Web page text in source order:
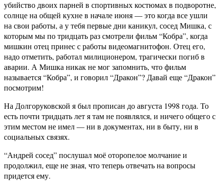
убийство двоих парней в спортивных костюмах в подворотне,
солнце на общей кухне в начале июня — это когда все ушли
на свои работы, а у тебя первые дни каникул, сосед Мишка, с
которым мы по тридцать раз смотрели фильм “Кобра”, когда
мишкин отец принес с работы видеомагнитофон. Отец его,
надо отметить, работал милиционером, трагически погиб в
аварии. А Мишка никак не мог запомнить, что фильм
называется “Кобра”, и говорил “Дракон”? Давай еще “Дракон”
посмотрим!
На Долгоруковской я был прописан до августа 1998 года. То
есть почти тридцать лет я там не появлялся, и ничего общего с
этим местом не имел — ни в документах, ни в быту, ни в
социальных связях.
“Андрей сосед” послушал моё оторопелое молчание и
продолжил, еще не зная, что теперь отвечать на вопросы
придется ему.